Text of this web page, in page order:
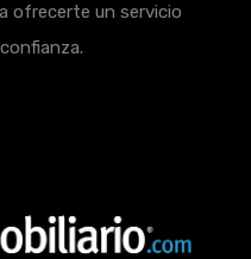
ofrecerte un servicio